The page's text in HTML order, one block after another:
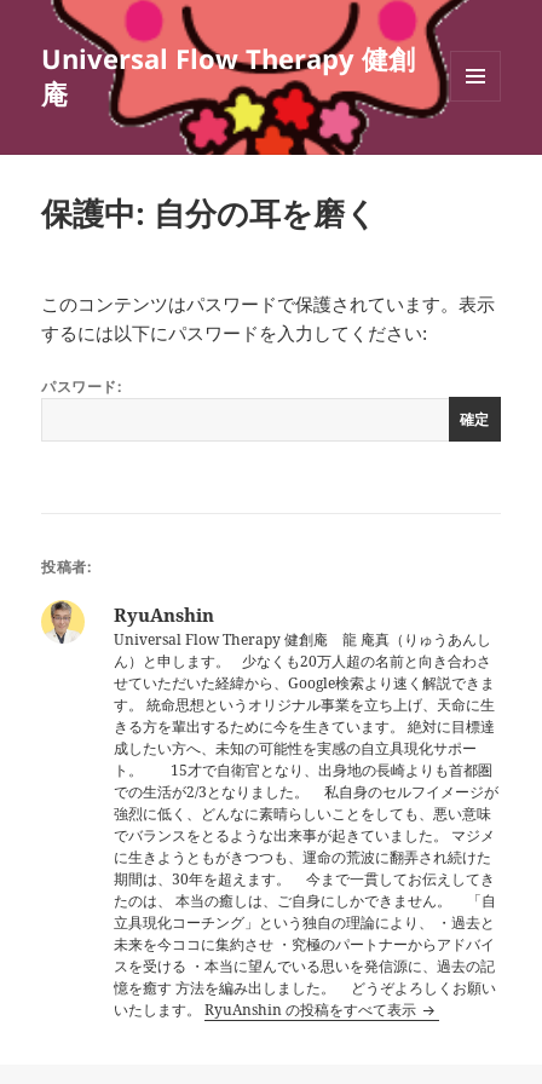
Universal Flow Therapy 健創
庵
ィジェ
保護中: 自分の耳を磨く
このコンテンツはパスワードで保護されています。表示
するには以下にパスワードを入力してください:
パスワード:
投稿者:
RyuAnshin
Universal Flow Therapy 健創庵 龍 庵真（りゅうあんし
ん）と申します。 少なくも20万人超の名前と向き合わさ
せていただいた経緯から、Google検索より速く解説できま
す。 統命思想というオリジナル事業を立ち上げ、天命に生
きる方を輩出するために今を生きています。 絶対に目標達
成したい方へ、未知の可能性を実感の自立具現化サポー
ト。 15才で自衛官となり、出身地の長崎よりも首都圏
での生活が2/3となりました。 私自身のセルフイメージが
強烈に低く、どんなに素晴らしいことをしても、悪い意味
でバランスをとるような出来事が起きていました。 マジメ
に生きようともがきつつも、運命の荒波に翻弄され続けた
期間は、30年を超えます。 今まで一貫してお伝えしてき
たのは、 本当の癒しは、ご自身にしかできません。 「自
立具現化コーチング」という独自の理論により、 ・過去と
未来を今ココに集約させ ・究極のパートナーからアドバイ
スを受ける ・本当に望んでいる思いを発信源に、過去の記
憶を癒す 方法を編み出しました。 どうぞよろしくお願い
いたします。RyuAnshin の投稿をすべて表示